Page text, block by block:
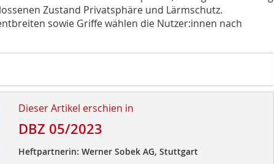
Zustand Privatsphäre und Lärmschutz.
sowie Griffe wählen die Nutzer:innen nach
Dieser Artikel erschien in
DBZ 05/2023
Heftpartnerin: Werner Sobek AG, Stuttgart